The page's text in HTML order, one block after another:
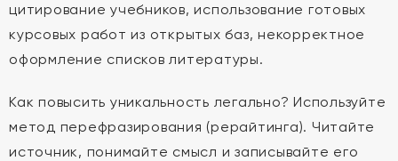
цитирование учебников, использование готовых
курсовых работ из открытых баз, некорректное
оформление списков литературы.
Как повысить уникальность легально? Используйте
метод перефразирования (рерайтинга). Читайте
источник, понимайте смысл и записывайте его